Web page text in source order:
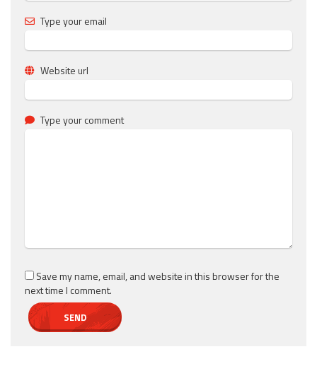
Type your email
Website url
Type your comment
Save my name, email, and website in this browser for the
next time I comment.